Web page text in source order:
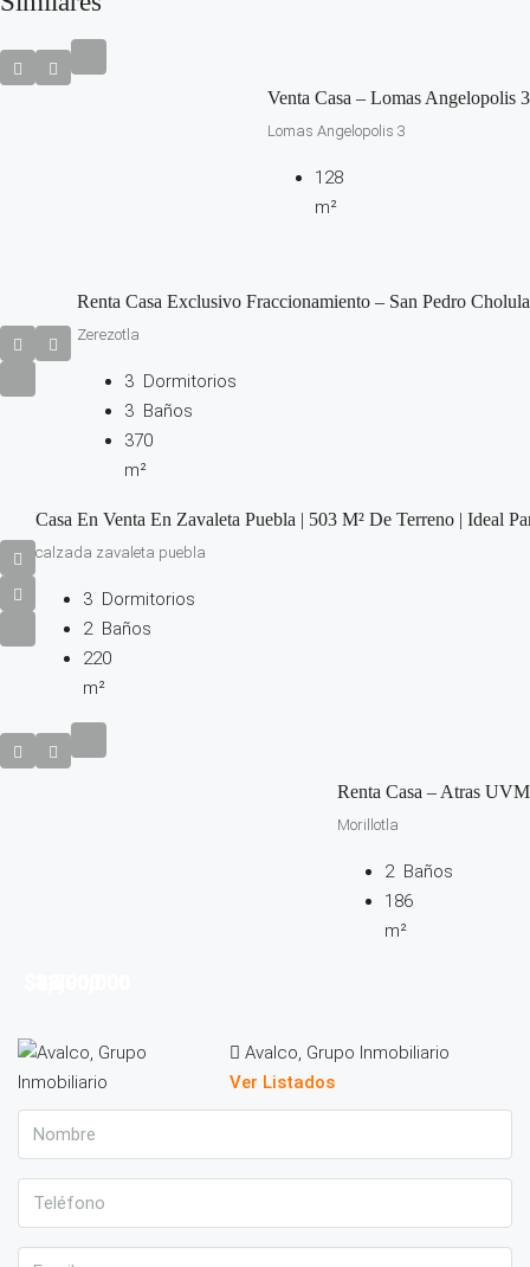
Venta Casa – Lomas Angelopolis 3
Lomas Angelopolis 3
128
m²
Renta Casa Exclusivo Fraccionamiento – San Pedro Cholula
Zerezotla
3 Dormitorios
3 Baños
370
m²
Casa En Venta En Zavaleta Puebla | 503 M² De Terreno | Ideal
calzada zavaleta puebla
3 Dormitorios
2 Baños
220
m²
Renta Casa – Atras UVM
Morillotla
2 Baños
186
m²
Avalco, Grupo Inmobiliario
Ver Listados